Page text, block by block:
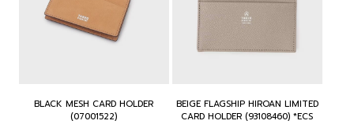
BLACK MESH CARD HOLDER
(07001522)
BEIGE FLAGSHIP HIROAN LIMITED
CARD HOLDER (93108460) *ECS